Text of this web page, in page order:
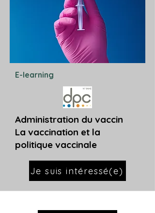
E-learning
Administration du vaccin
La vaccination et la
politique vaccinale
Je suis intéressé(e)